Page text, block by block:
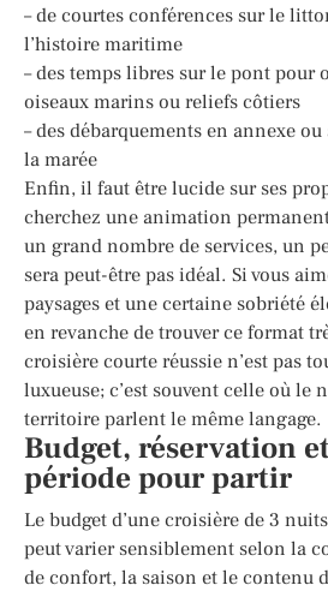
– de courtes conférences sur le
l’histoire maritime
– des temps libres sur le pont pour
oiseaux marins ou reliefs côtiers
– des débarquements en annexe
la marée
Enfin, il faut être lucide sur ses
cherchez une animation
un grand nombre de services, un
sera peut-être pas idéal. Si vous
paysages et une certaine sobriété
en revanche de trouver ce format
croisière courte réussie n’est pas
luxueuse; c’est souvent celle où le
territoire parlent le même langage.
Budget, réservation
période pour partir
Le budget d’une croisière de 3
peut varier sensiblement selon la
de confort, la saison et le contenu